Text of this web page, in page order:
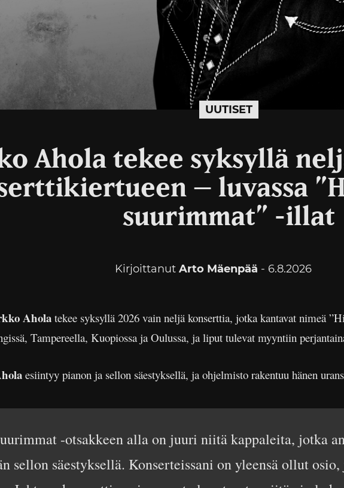
UUTISET
Ahola tekee syksyllä
– luvassa
suurimmat” -illat
Kirjoittanut Arto Mäenpää - 6.8.2026
Aholatekee syksyllä 2026 vain neljä konserttia, jotka kantavat nimeä
Tampereella, Kuopiossa ja Oulussa, ja liput tulevat myyntiin
esiintyy pianon ja sellon säestyksellä, ja ohjelmisto rakentuu hänen
-otsakkeen alla on juuri niitä kappaleita, jotka
sellon säestyksellä. Konserteissani on yleensä ollut